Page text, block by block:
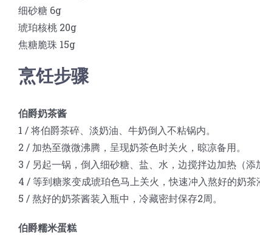
细砂糖 6g
琥珀核桃 20g
焦糖脆珠 15g
烹饪步骤
伯爵奶茶酱
1 / 将伯爵茶碎、淡奶油、牛奶倒入不粘锅内。
2 / 加热至微微沸腾，呈现奶茶色时关火，晾凉备用。
3 / 另起一锅，倒入细砂糖、盐、水，边搅拌边加热（
4 / 等到糖浆变成琥珀色马上关火，快速冲入熬好的奶茶
5 / 熬好的奶茶酱装入瓶中，冷藏密封保存2周。
伯爵糯米蛋糕